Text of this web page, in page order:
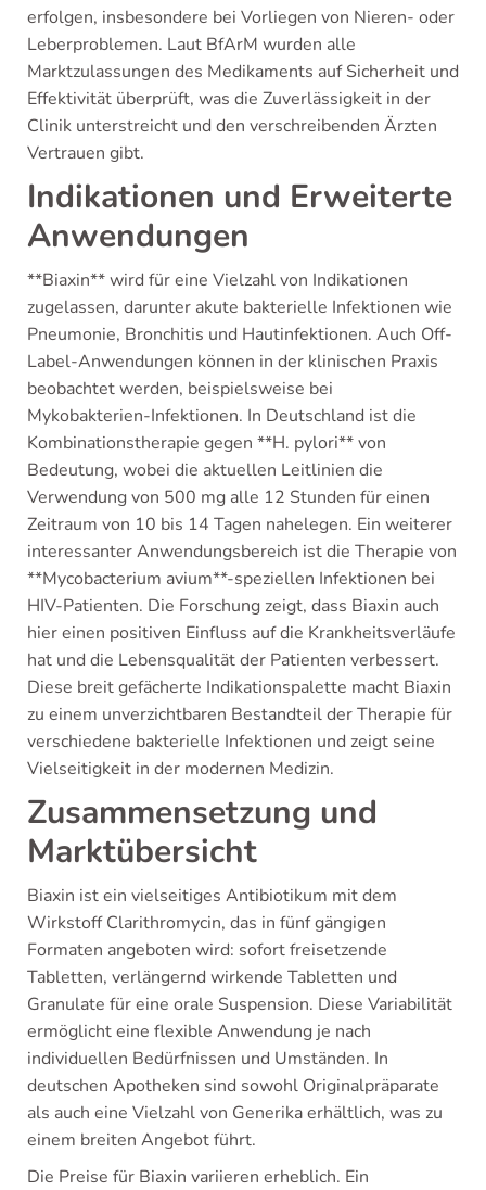
erfolgen, insbesondere bei Vorliegen von Nieren- oder
Leberproblemen. Laut BfArM wurden alle
Marktzulassungen des Medikaments auf Sicherheit und
Effektivität überprüft, was die Zuverlässigkeit in der
Clinik unterstreicht und den verschreibenden Ärzten
Vertrauen gibt.
Indikationen und Erweiterte
Anwendungen
**Biaxin** wird für eine Vielzahl von Indikationen
zugelassen, darunter akute bakterielle Infektionen wie
Pneumonie, Bronchitis und Hautinfektionen. Auch Off-
Label-Anwendungen können in der klinischen Praxis
beobachtet werden, beispielsweise bei
Mykobakterien-Infektionen. In Deutschland ist die
Kombinationstherapie gegen **H. pylori** von
Bedeutung, wobei die aktuellen Leitlinien die
Verwendung von 500 mg alle 12 Stunden für einen
Zeitraum von 10 bis 14 Tagen nahelegen. Ein weiterer
interessanter Anwendungsbereich ist die Therapie von
**Mycobacterium avium**-speziellen Infektionen bei
HIV-Patienten. Die Forschung zeigt, dass Biaxin auch
hier einen positiven Einfluss auf die Krankheitsverläufe
hat und die Lebensqualität der Patienten verbessert.
Diese breit gefächerte Indikationspalette macht Biaxin
zu einem unverzichtbaren Bestandteil der Therapie für
verschiedene bakterielle Infektionen und zeigt seine
Vielseitigkeit in der modernen Medizin.
Zusammensetzung und
Marktübersicht
Biaxin ist ein vielseitiges Antibiotikum mit dem
Wirkstoff Clarithromycin, das in fünf gängigen
Formaten angeboten wird: sofort freisetzende
Tabletten, verlängernd wirkende Tabletten und
Granulate für eine orale Suspension. Diese Variabilität
ermöglicht eine flexible Anwendung je nach
individuellen Bedürfnissen und Umständen. In
deutschen Apotheken sind sowohl Originalpräparate
als auch eine Vielzahl von Generika erhältlich, was zu
einem breiten Angebot führt.
Die Preise für Biaxin variieren erheblich. Ein